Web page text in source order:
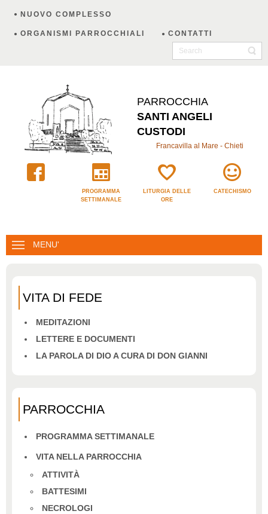
NUOVO COMPLESSO
ORGANISMI PARROCCHIALI CONTATTI
PARROCCHIA
SANTI ANGELI
CUSTODI
Francavilla al Mare - Chieti
PROGRAMMA
SETTIMANALE
LITURGIA DELLE
ORE
CATECHISMO
MENU'
VITA DI FEDE
MEDITAZIONI
LETTERE E DOCUMENTI
LA PAROLA DI DIO A CURA DI DON GIANNI
PARROCCHIA
PROGRAMMA SETTIMANALE
VITA NELLA PARROCCHIA
ATTIVITÀ
BATTESIMI
NECROLOGI